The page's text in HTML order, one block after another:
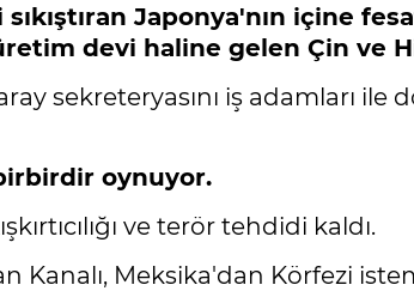
Japonya'nın içine
devi haline gelen Çin ve
sekreteryasını iş adamları
oynuyor.
ve terör tehdidi kaldı.
Meksika'dan Körfezi